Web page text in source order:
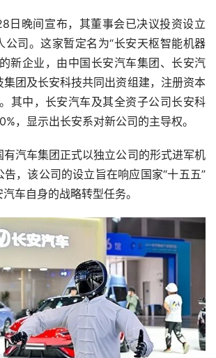
日晚间宣布，其董事会已决议投资设立
公司。这家暂定名为“长安天枢智能机器
新企业，由中国长安汽车集团、长安汽
集团及长安科技共同出资组建，注册资本
其中，长安汽车及其全资子公司长安科
，显示出长安系对新公司的主导权。
有汽车集团正式以独立公司的形式进军机
，该公司的设立旨在响应国家“十五五”
车自身的战略转型任务。